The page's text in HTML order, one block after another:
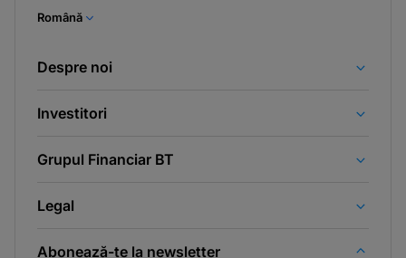
Română
Despre noi
Investitori
Grupul Financiar BT
Legal
Abonează-te la newsletter